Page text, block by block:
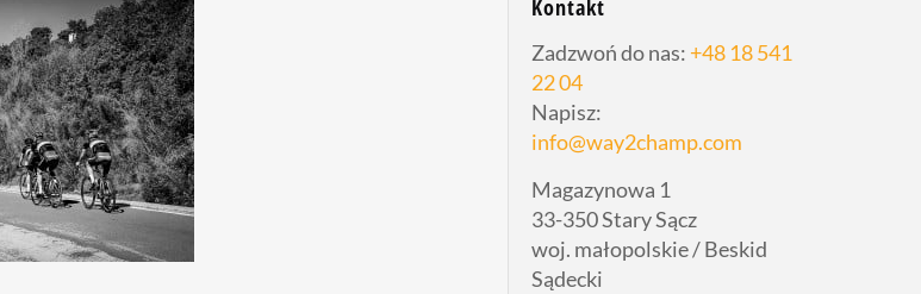
Kontakt
Zadzwoń do nas: +48 18 541
22 04
Napisz:
info@way2champ.com
Magazynowa 1
33-350 Stary Sącz
woj. małopolskie / Beskid
Sądecki